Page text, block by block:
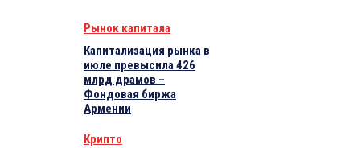
Рынок капитала
Капитализация рынка в
июле превысила 426
млрд драмов –
Фондовая биржа
Армении
Крипто